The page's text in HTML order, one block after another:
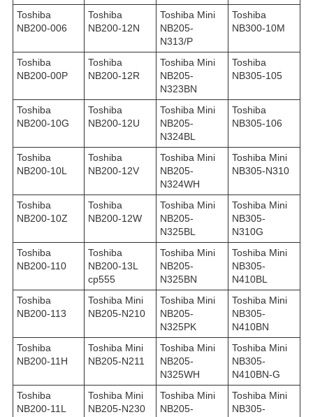
Toshiba
NB200-006
Toshiba
NB200-12N
Toshiba Mini
NB205-
N313/P
Toshiba
NB300-10M
Toshiba
NB200-00P
Toshiba
NB200-12R
Toshiba Mini
NB205-
N323BN
Toshiba
NB305-105
Toshiba
NB200-10G
Toshiba
NB200-12U
Toshiba Mini
NB205-
N324BL
Toshiba
NB305-106
Toshiba
NB200-10L
Toshiba
NB200-12V
Toshiba Mini
NB205-
N324WH
Toshiba Mini
NB305-N310
Toshiba
NB200-10Z
Toshiba
NB200-12W
Toshiba Mini
NB205-
N325BL
Toshiba Mini
NB305-
N310G
Toshiba
NB200-110
Toshiba
NB200-13L
ср555
Toshiba Mini
NB205-
N325BN
Toshiba Mini
NB305-
N410BL
Toshiba
NB200-113
Toshiba Mini
NB205-N210
Toshiba Mini
NB205-
N325PK
Toshiba Mini
NB305-
N410BN
Toshiba
NB200-11H
Toshiba Mini
NB205-N211
Toshiba Mini
NB205-
N325WH
Toshiba Mini
NB305-
N410BN-G
Toshiba
NB200-11L
Toshiba Mini
NB205-N230
Toshiba Mini
NB205-
Toshiba Mini
NB305-